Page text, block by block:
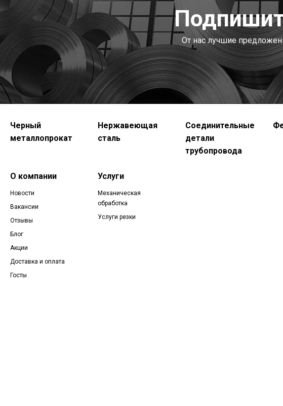
От нас лучшие
Черный
металлопрокат
Нержавеющая
сталь
Соединительные
детали
трубопровода
О компании
Новости
Вакансии
Отзывы
Блог
Акции
Доставка и оплата
Госты
Услуги
Механическая
обработка
Услуги резки